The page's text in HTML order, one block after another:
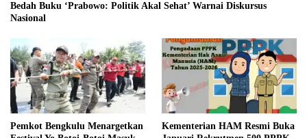
Bedah Buku ‘Prabowo: Politik Akal Sehat’ Warnai Diskursus
Nasional
Pemkot Bengkulu Menargetkan
Kementerian HAM Resmi Buka